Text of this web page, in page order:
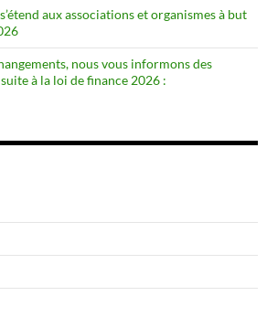
aux associations et organismes à but
nous vous informons des
à la loi de finance 2026 :